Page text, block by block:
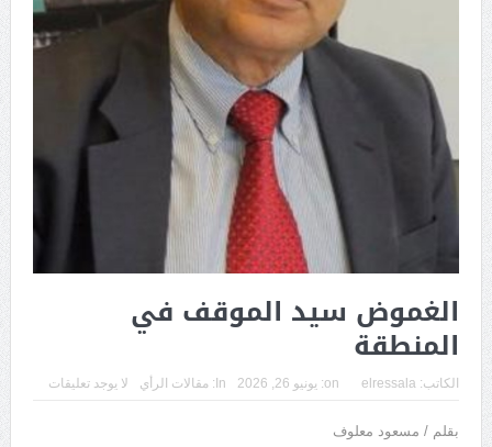
الغموض سيد الموقف في
المنطقة
الكاتب: elressala
on: يونيو 26, 2026 In: مقالات الرأي لا يوجد تعليقات
بقلم / مسعود معلوف